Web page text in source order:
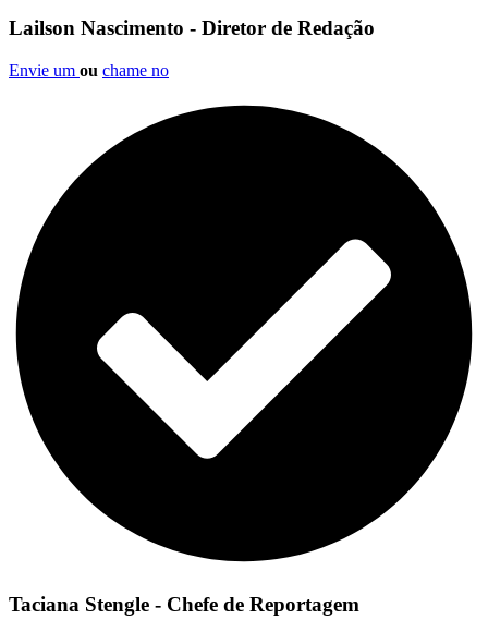
Lailson Nascimento - Diretor de Redação
Envie um ou chame no
Taciana Stengle - Chefe de Reportagem